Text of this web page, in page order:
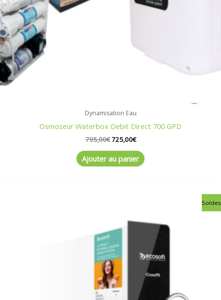
Dynamisation Eau
Osmoseur Waterbox Debit Direct 700 GPD
795,00€725,00€
Ajouter au panier
675,00€.
est :
625,00€.